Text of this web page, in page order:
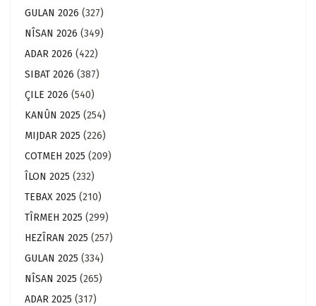
GULAN 2026 (327)
NÎSAN 2026 (349)
ADAR 2026 (422)
SIBAT 2026 (387)
ÇILE 2026 (540)
KANÛN 2025 (254)
MIJDAR 2025 (226)
COTMEH 2025 (209)
ÎLON 2025 (232)
TEBAX 2025 (210)
TÎRMEH 2025 (299)
HEZÎRAN 2025 (257)
GULAN 2025 (334)
NÎSAN 2025 (265)
ADAR 2025 (317)